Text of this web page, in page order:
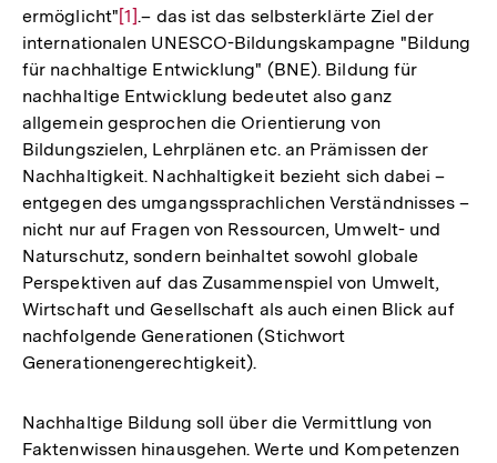
ermöglicht"Zur
Auflösung
der
Fußnote
[1].– das ist das selbsterklärte Ziel der
internationalen UNESCO-Bildungskampagne "Bildung
für nachhaltige Entwicklung" (BNE). Bildung für
nachhaltige Entwicklung bedeutet also ganz
allgemein gesprochen die Orientierung von
Bildungszielen, Lehrplänen etc. an Prämissen der
Nachhaltigkeit. Nachhaltigkeit bezieht sich dabei –
entgegen des umgangssprachlichen Verständnisses –
nicht nur auf Fragen von Ressourcen, Umwelt- und
Naturschutz, sondern beinhaltet sowohl globale
Perspektiven auf das Zusammenspiel von Umwelt,
Wirtschaft und Gesellschaft als auch einen Blick auf
nachfolgende Generationen (Stichwort
Generationengerechtigkeit).
Nachhaltige Bildung soll über die Vermittlung von
Faktenwissen hinausgehen. Werte und Kompetenzen